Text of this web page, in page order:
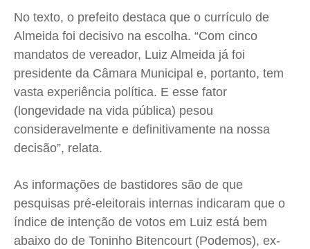
No texto, o prefeito destaca que o currículo de
Almeida foi decisivo na escolha. “Com cinco
mandatos de vereador, Luiz Almeida já foi
presidente da Câmara Municipal e, portanto, tem
vasta experiência política. E esse fator
(longevidade na vida pública) pesou
consideravelmente e definitivamente na nossa
decisão”, relata.
As informações de bastidores são de que
pesquisas pré-eleitorais internas indicaram que o
índice de intenção de votos em Luiz está bem
abaixo do de Toninho Bitencourt (Podemos), ex-